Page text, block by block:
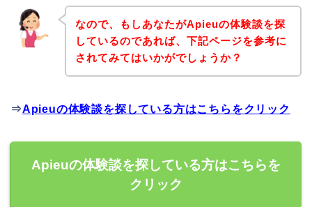
なので、もしあなたがApieuの体験談を探
しているのであれば、下記ページを参考に
されてみてはいかがでしょうか？
⇒Apieuの体験談を探している方はこちらをクリック
Apieuの体験談を探している方はこちらを
クリック